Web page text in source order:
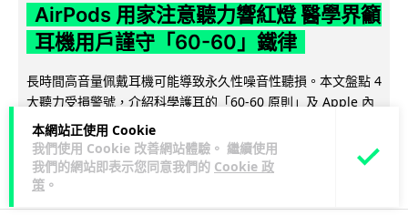
本網站正使用 Cookie
我們使用 Cookie 改善網站體驗。 繼續使用
我們的網站即表示您同意我們的 Cookie 政
策 。
AirPods 用家注意聽力響紅燈 醫學界籲
耳機用戶謹守「60-60」鐵律
長時間高音量佩戴耳機可能導致永久性噪音性聽損。本文盤點 4
大聽力受損警號，介紹科學護耳的「60-60 原則」及 Apple 內
置防護功能，... 閱讀全文
20 分享